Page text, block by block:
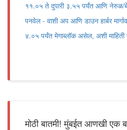
११.०५ ते दुपारी ३.५५ पर्यंत आणि नेरुळ/
पनवेल - वाशी अप आणि डाउन हार्बर
४.०५ पर्यंत मेगाब्लॉक असेल, अशी
मोठी बातमी! मुंबईत आणखी एक